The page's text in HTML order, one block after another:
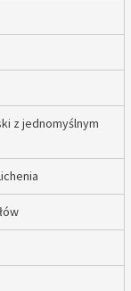
z jednomyślnym